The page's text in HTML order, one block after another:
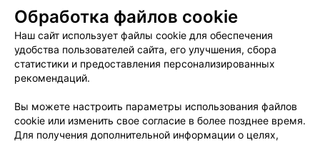
Пользовательское соглашение
Способы оплаты
Вакансии
Партнеры
Написать руководителю 103.by
Обработка персональных данных
Обработка файлов cookie
Наш сайт использует файлы cookie для обеспечения
удобства пользователей сайта, его улучшения, сбора
статистики и предоставления персонализированных
рекомендаций.
Вы можете настроить параметры использования файлов
cookie или изменить свое согласие в более позднее время.
Для получения дополнительной информации о целях,